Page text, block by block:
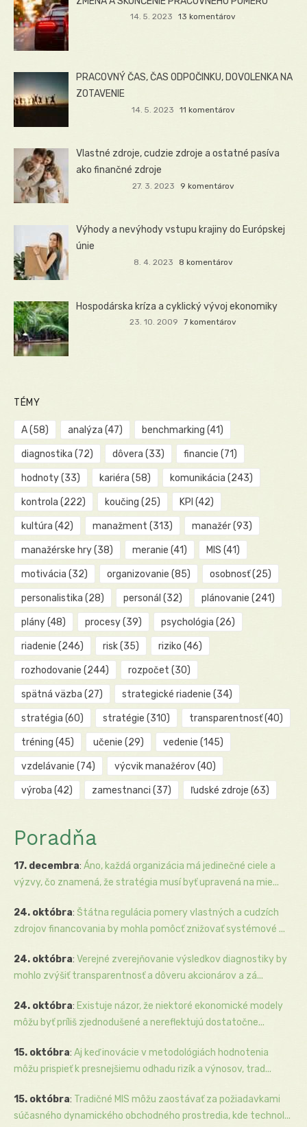
14. 5. 2023 13 komentárov
PRACOVNÝ ČAS, ČAS ODPOČINKU, DOVOLENKA NA
ZOTAVENIE
14. 5. 2023 11 komentárov
Vlastné zdroje, cudzie zdroje a ostatné pasíva
ako finančné zdroje
27. 3. 2023 9 komentárov
Výhody a nevýhody vstupu krajiny do Európskej
únie
8. 4. 2023 8 komentárov
Hospodárska kríza a cyklický vývoj ekonomiky
23. 10. 2009 7 komentárov
TÉMY
A(58) analýza (47) benchmarking (41)
diagnostika (72) dôvera (33) financie (71)
hodnoty(33) kariéra (58) komunikácia (243)
kontrola (222) koučing (25) KPI (42)
kultúra (42) manažment (313) manažér(93)
manažérske hry(38) meranie (41) MIS (41)
motivácia (32) organizovanie (85) osobnosť(25)
personalistika (28) personál (32) plánovanie (241)
plány(48) procesy(39) psychológia (26)
riadenie (246) risk(35) riziko (46)
rozhodovanie (244) rozpočet (30)
spätná väzba (27) strategické riadenie (34)
stratégia (60) stratégie (310) transparentnosť(40)
tréning (45) učenie (29) vedenie (145)
vzdelávanie (74) výcvik manažérov(40)
výroba (42) zamestnanci (37) ľudské zdroje (63)
Poradňa
17. decembra: Áno, každá organizácia má jedinečné ciele a
výzvy, čo znamená, že stratégia musí byť upravená na mie...
24. októbra: Štátna regulácia pomery vlastných a cudzích
zdrojov financovania by mohla pomôcť znižovať systémové ...
24. októbra: Verejné zverejňovanie výsledkov diagnostiky by
mohlo zvýšiť transparentnosť a dôveru akcionárov a zá...
24. októbra: Existuje názor, že niektoré ekonomické modely
môžu byť príliš zjednodušené a nereflektujú dostatočne...
15. októbra: Aj keď inovácie v metodológiách hodnotenia
môžu prispieť k presnejšiemu odhadu rizík a výnosov, trad...
15. októbra: Tradičné MIS môžu zaostávať za požiadavkami
súčasného dynamického obchodného prostredia, kde technol...